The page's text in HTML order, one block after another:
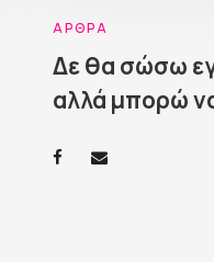
ΆΡΘΡΑ
Δε θα σώσω
αλλά μπορώ